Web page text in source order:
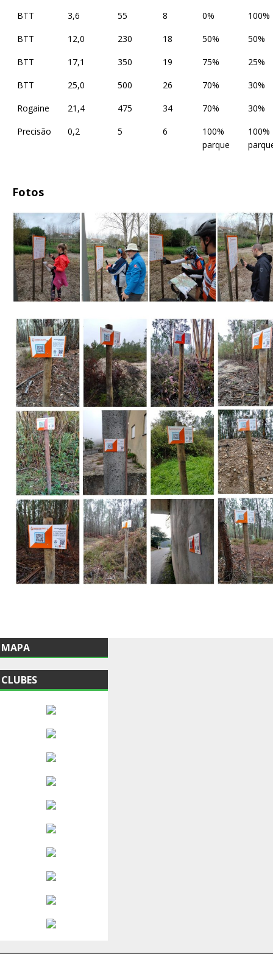
BTT
3,6 55 8 0%
100%
BTT
12,0 230 18 50%
50%
BTT
17,1 350 19 75%
25%
BTT
25,0 500 26 70%
30%
Rogaine
21,4 475 34 70%
30%
Precisão
0,2 5 6
100%
parque
100%
Fotos
MAPA
CLUBES